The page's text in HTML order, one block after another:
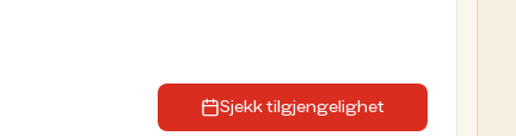
Sjekk tilgjengelighet